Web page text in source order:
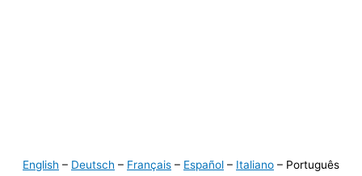
English – Deutsch – Français – Español – Italiano – Português